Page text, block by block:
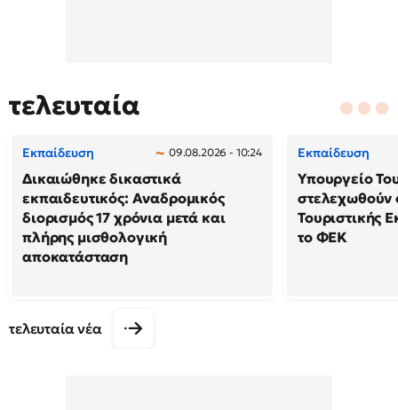
τελευταία
Εκπαίδευση 09.08.2026 - 10:24
Δικαιώθηκε δικαστικά
εκπαιδευτικός: Αναδρομικός
διορισμός 17 χρόνια μετά και
πλήρης μισθολογική
αποκατάσταση
Εκπαίδευση
Υπουργείο
στελεχωθούν
Τουριστικής
το ΦΕΚ
τελευταία νέα